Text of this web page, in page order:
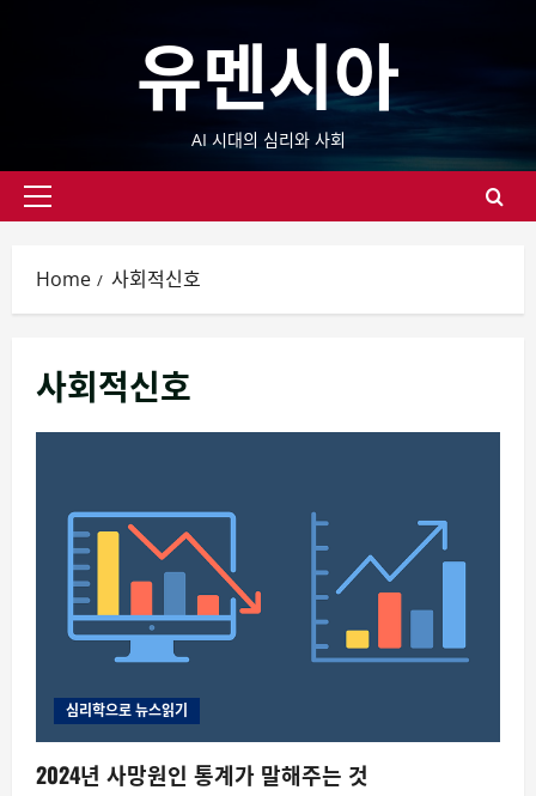
유멘시아
AI 시대의 심리와 사회
Primary
Home 사회적신호
사회적신호
심리학으로 뉴스읽기
2024년 사망원인 통계가 말해주는 것